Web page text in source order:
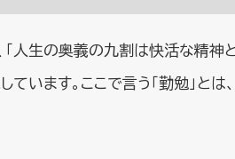
「人生の奥義の九割は快活な精神
ています。ここで言う「勤勉」と